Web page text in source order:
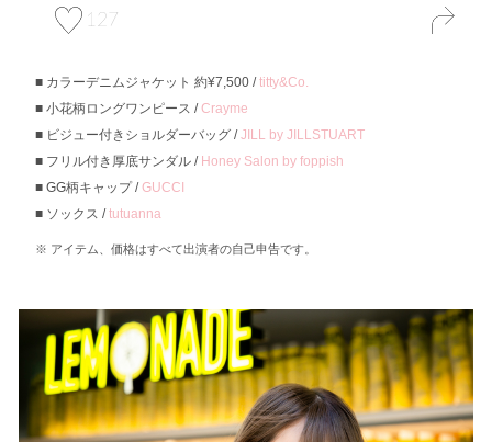
127
カラーデニムジャケット 約¥7,500 /titty&Co.
小花柄ロングワンピース /Crayme
ビジュー付きショルダーバッグ /JILL by JILLSTUART
フリル付き厚底サンダル / Honey Salon by foppish
GG柄キャップ /GUCCI
ソックス /tutuanna
アイテム、価格はすべて出演者の自己申告です。